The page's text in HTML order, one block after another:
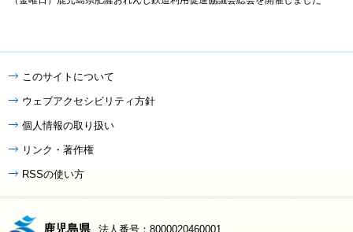
このサイトについて
ウェブアクセシビリティ方針
個人情報の取り扱い
リンク・著作権
RSSの使い方
鹿児島県 法人番号：8000020460001